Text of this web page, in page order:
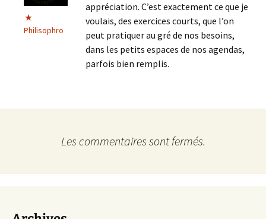
Philisophro
appréciation. C’est exactement ce que je
voulais, des exercices courts, que l’on
peut pratiquer au gré de nos besoins,
dans les petits espaces de nos agendas,
parfois bien remplis.
Les commentaires sont fermés.